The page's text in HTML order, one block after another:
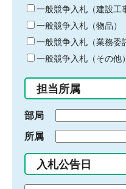
キ
ー
ワ
ー
ド
入
力
一般競争入札（建設工
一般競争入札（物品）
一般競争入札（業務委
一般競争入札（その他）
担当所属
部局
所属
入札公告日